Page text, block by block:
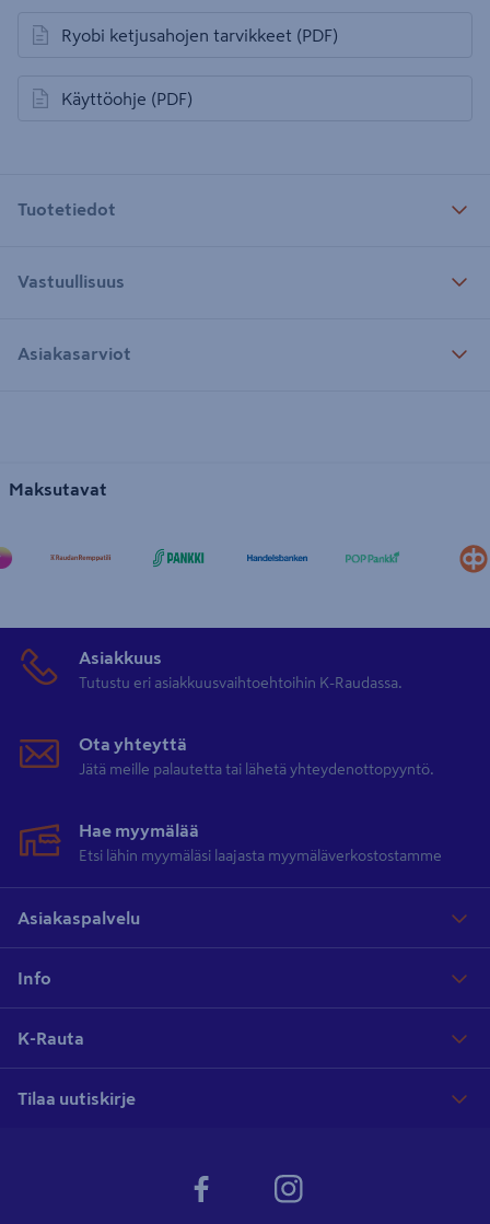
Ryobi ketjusahojen tarvikkeet (PDF)
avautuu uuteen välilehteen
Käyttöohje (PDF)
avautuu uuteen välilehteen
Tuotetiedot
Vastuullisuus
Asiakasarviot
Maksutavat
Asiakkuus
Tutustu eri asiakkuusvaihtoehtoihin K-Raudassa.
Ota yhteyttä
Jätä meille palautetta tai lähetä yhteydenottopyyntö.
Hae myymälää
Etsi lähin myymäläsi laajasta myymäläverkostostamme
Asiakaspalvelu
Info
K-Rauta
Tilaa uutiskirje